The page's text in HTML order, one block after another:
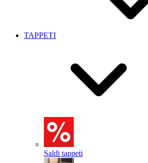
TAPPETI
Saldi tappeti